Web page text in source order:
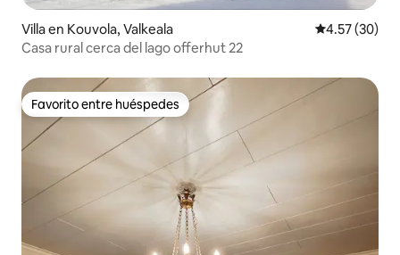
Villa en Kouvola, Valkeala Calificación
4.57 (30)
Casa rural cerca del lago offerhut 22
Favorito entre huéspedes
Favorito entre huéspedes